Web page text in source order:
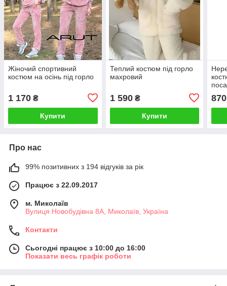
Жіночий спортивний
костюм на осінь під горло
1 170 ₴
Купити
Теплий костюм під горло
махровий
1 590₴
Купити
870
Про нас
99% позитивних з 194 відгуків за рік
Працює з 22.09.2017
м. Миколаїв
Вулиця Новобудівна 8А, Миколаїв, Україна
Контакти
Сьогодні працює з 10:00 до 16:00
Показати весь графік роботи